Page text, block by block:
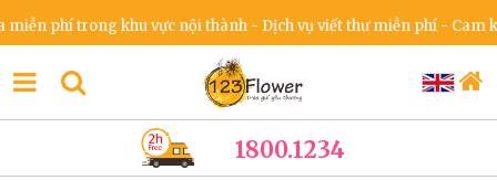
phí trong khu vực nội thành - Dịch vụ viết thư miễn phí - Cam kết
1800.1234